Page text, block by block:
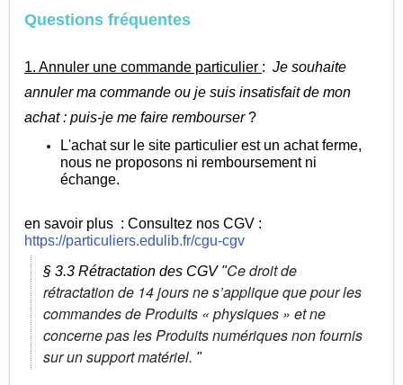
Questions fréquentes
1. Annuler une commande particulier : Je souhaite
annuler ma commande ou je suis insatisfait de mon
achat : puis-je me faire rembourser?
L'achat sur le site particulier est un achat ferme,
nous ne proposons ni remboursement ni
échange.
en savoir plus : Consultez nos CGV :
https://particuliers.edulib.fr/cgu-cgv
§ 3.3 Rétractation des CGV "Ce droit de
rétractation de 14 jours ne s’applique que pour les
commandes de Produits « physiques » et ne
concerne pas les Produits numériques non fournis
sur un support matériel. "